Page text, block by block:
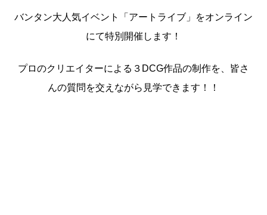
バンタン大人気イベント「アートライブ」をオンライン
にて特別開催します！
プロのクリエイターによる３DCG作品の制作を、 皆さ
んの質問を交えながら見学できます！！